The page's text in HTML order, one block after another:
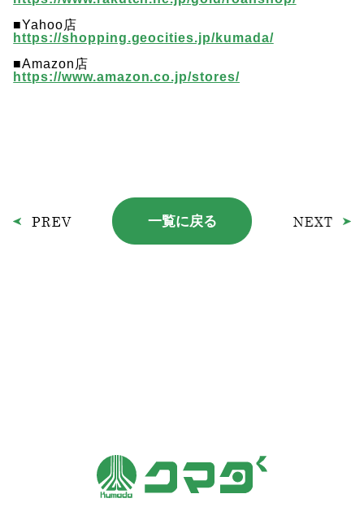
■Yahoo店
https://shopping.geocities.jp/kumada/
■Amazon店
https://www.amazon.co.jp/stores/
一覧に戻る